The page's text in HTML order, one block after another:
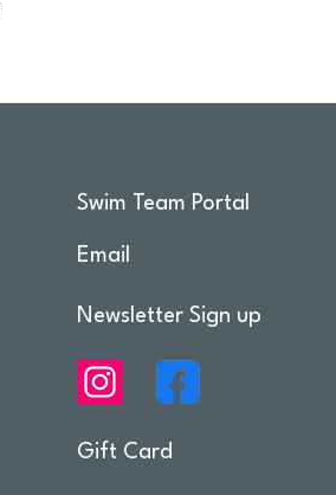
Swim Team Portal
Email
Newsletter Sign up
Gift Card